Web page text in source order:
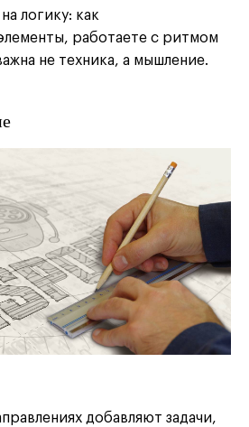
логику: как
работаете с ритмом
не техника, а мышление.
добавляют задачи,